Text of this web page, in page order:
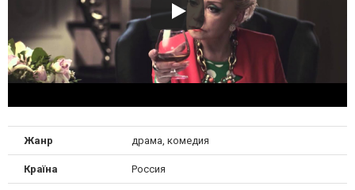
Жанр драма, комедия
Країна Россия